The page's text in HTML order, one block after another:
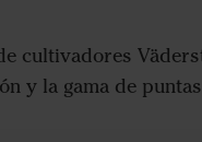
cultivadores
y la gama de